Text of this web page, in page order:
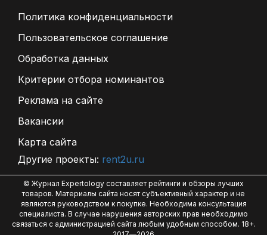
Политика конфиденциальности
Пользовательское соглашение
Обработка данных
Критерии отбора номинантов
Реклама на сайте
Вакансии
Карта сайта
Другие проекты: rent2u.ru
© Журнал Expertology составляет рейтинги и обзоры лучших
товаров. Материалы сайта носят субъективный характер и не
являются руководством к покупке. Необходима консультация
специалиста. В случае нарушения авторских прав необходимо
связаться с администрацией сайта любым удобным способом. 18+.